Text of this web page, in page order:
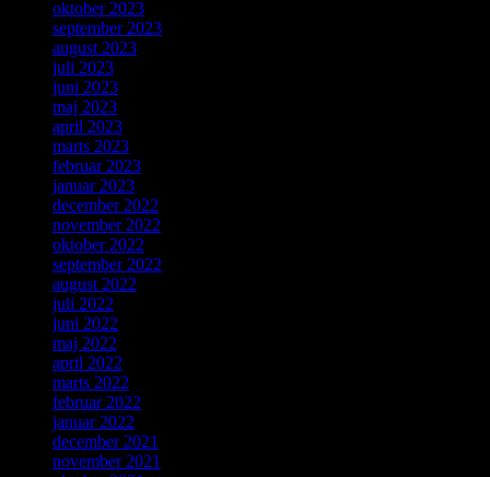
oktober 2023
september 2023
august 2023
juli 2023
juni 2023
maj 2023
april 2023
marts 2023
februar 2023
januar 2023
december 2022
november 2022
oktober 2022
september 2022
august 2022
juli 2022
juni 2022
maj 2022
april 2022
marts 2022
februar 2022
januar 2022
december 2021
november 2021